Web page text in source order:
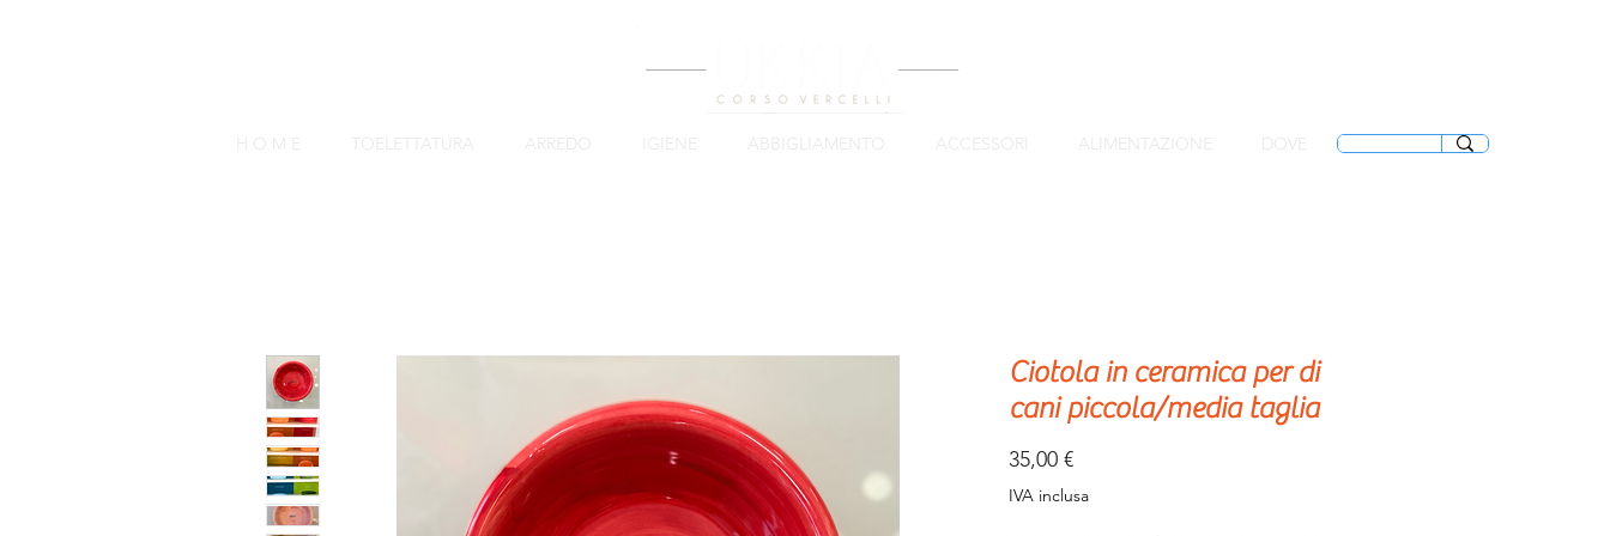
H O M E TOELETTATURA ARREDO ABBIGLIAMENTO ACCESSORI ALIMENTAZIONE
Ciotola in ceramica per di
cani piccola/media taglia
35,00 €Prezzo
IVA inclusa